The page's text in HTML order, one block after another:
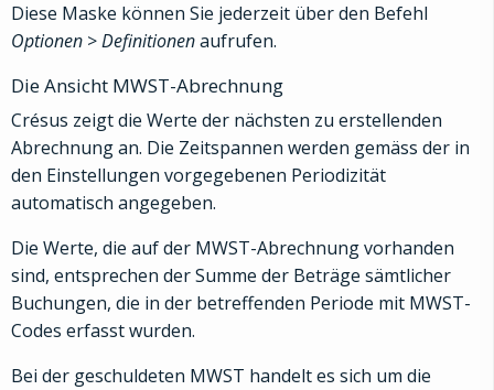
Diese Maske können Sie jederzeit über den Befehl
Optionen >Definitionenaufrufen.
Die Ansicht MWST-Abrechnung
Crésus zeigt die Werte der nächsten zu erstellenden
Abrechnung an. Die Zeitspannen werden gemäss der in
den Einstellungen vorgegebenen Periodizität
automatisch angegeben.
Die Werte, die auf der MWST-Abrechnung vorhanden
sind, entsprechen der Summe der Beträge sämtlicher
Buchungen, die in der betreffenden Periode mit MWST-
Codes erfasst wurden.
Bei der geschuldeten MWST handelt es sich um die